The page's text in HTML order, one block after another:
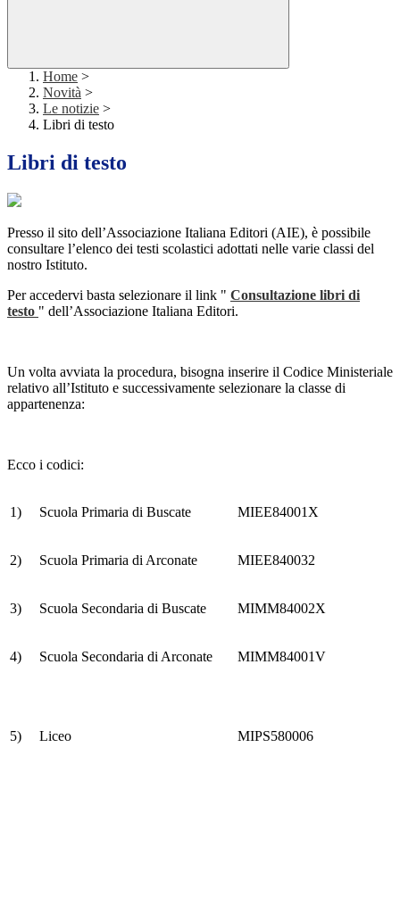
Home >
Novità >
Le notizie >
Libri di testo
Libri di testo
Presso il sito dell’Associazione Italiana Editori (AIE), è possibile
consultare l’elenco dei testi scolastici adottati nelle varie classi del
nostro Istituto.
Per accedervi basta selezionare il link " Consultazione libri di
testo " dell’Associazione Italiana Editori.
Un volta avviata la procedura, bisogna inserire il Codice Ministeriale
relativo all’Istituto e successivamente selezionare la classe di
appartenenza:
Ecco i codici:
1) Scuola Primaria di Buscate MIEE84001X
2) Scuola Primaria di Arconate MIEE840032
3) Scuola Secondaria di Buscate MIMM84002X
4) Scuola Secondaria di Arconate MIMM84001V
5) Liceo MIPS580006